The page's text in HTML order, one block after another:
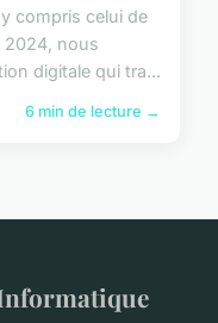
compris celui de
2024, nous
digitale qui tra...
6 min de lecture →